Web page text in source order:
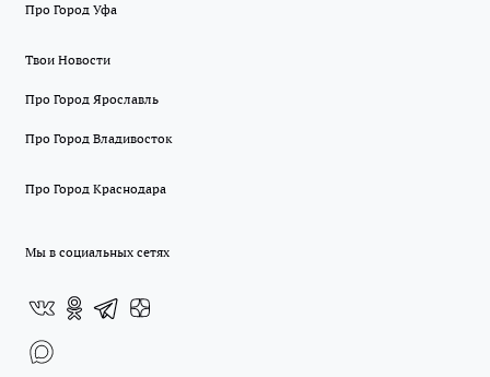
Про Город Уфа
Твои Новости
Про Город Ярославль
Про Город Владивосток
Про Город Краснодара
Мы в социальных сетях